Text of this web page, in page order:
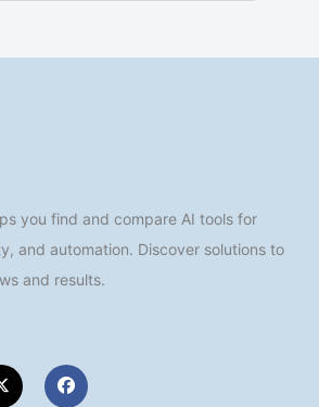
you find and compare AI tools for
and automation. Discover solutions to
and results.